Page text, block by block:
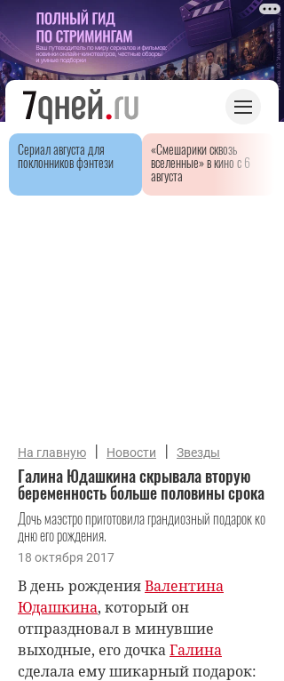
Сериал августа для
поклонников фэнтези
«Смешарики сквозь
вселенные» в кино с 6
августа
На главную | Новости | Звезды
Галина Юдашкина скрывала вторую
беременность больше половины срока
Дочь маэстро приготовила грандиозный подарок ко
дню его рождения.
18 октября 2017
В день рожденияВалентина
Юдашкина, который он
отпраздновал в минувшие
выходные, его дочкаГалина
сделала ему шикарный подарок: